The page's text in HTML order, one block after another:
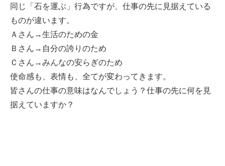
同じ「石を運ぶ」行為ですが、仕事の先に見据えている
ものが違います。
Ａさん→生活のための金
Ｂさん→自分の誇りのため
Ｃさん→みんなの安らぎのため
使命感も、表情も、全てが変わってきます。
皆さんの仕事の意味はなんでしょう？仕事の先に何を見
据えていますか？